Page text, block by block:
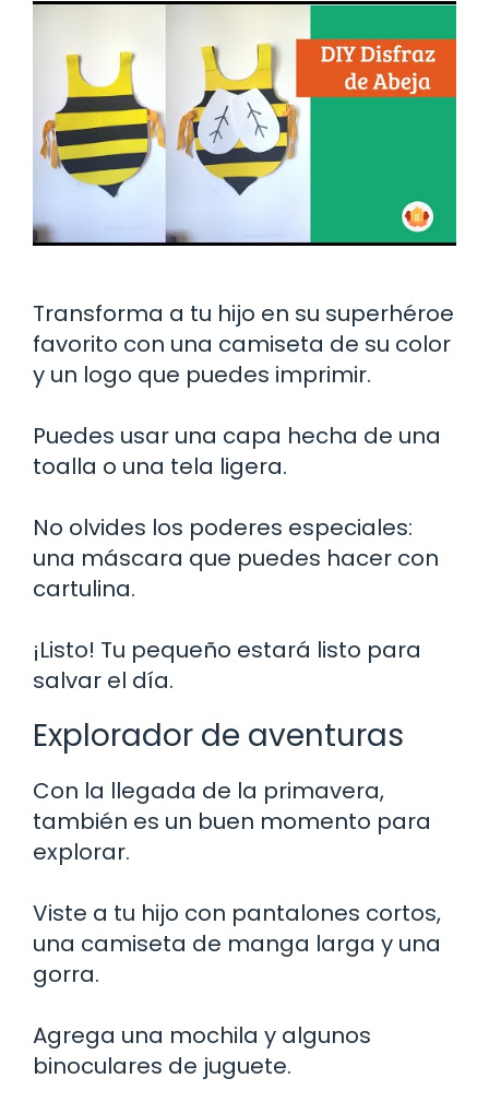
Transforma a tu hijo en su superhéroe
favorito con una camiseta de su color
y un logo que puedes imprimir.
Puedes usar una capa hecha de una
toalla o una tela ligera.
No olvides los poderes especiales:
una máscara que puedes hacer con
cartulina.
¡Listo! Tu pequeño estará listo para
salvar el día.
Explorador de aventuras
Con la llegada de la primavera,
también es un buen momento para
explorar.
Viste a tu hijo con pantalones cortos,
una camiseta de manga larga y una
gorra.
Agrega una mochila y algunos
binoculares de juguete.